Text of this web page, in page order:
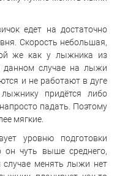
едет на достаточно
Скорость небольшая,
же как у лыжника из
данном случае на лыжи
и не работают в дуге
придётся либо
падать. Поэтому
мягкие.
уровню подготовки
чуть выше среднего,
случае менять лыжи нет